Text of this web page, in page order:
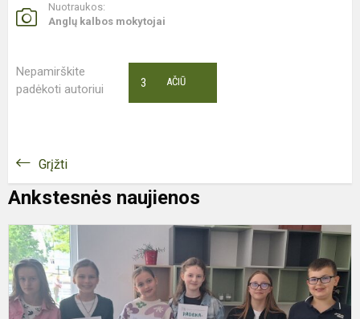
Nuotraukos:
Anglų kalbos mokytojai
Nepamirškite
padėkoti autoriui
AČIŪ
3
Grįžti
Ankstesnės naujienos